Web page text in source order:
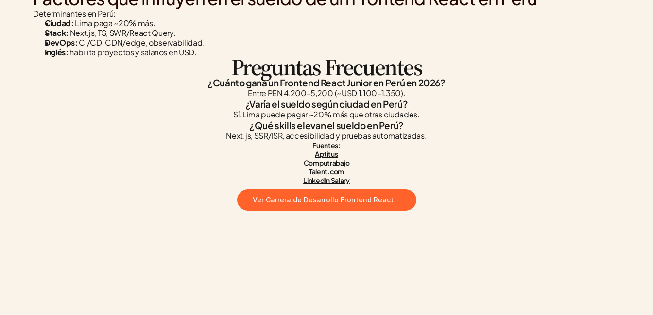
Determinantes en Perú:
Ciudad: Lima paga ~20% más.
Stack: Next.js, TS, SWR/React Query.
DevOps: CI/CD, CDN/edge, observabilidad.
Inglés: habilita proyectos y salarios en USD. Preguntas Frecuentes
¿Cuánto gana un Frontend React Junior en Perú en 2026?
Entre PEN 4,200–5,200 (~USD 1,100–1,350).
¿Varía el sueldo según ciudad en Perú?
Sí, Lima puede pagar ~20% más que otras ciudades.
¿Qué skills elevan el sueldo en Perú?
Next.js, SSR/ISR, accesibilidad y pruebas automatizadas.
Fuentes:
Aptitus
Computrabajo
Talent.com
LinkedIn Salary
Ver Carrera de Desarrollo Frontend React